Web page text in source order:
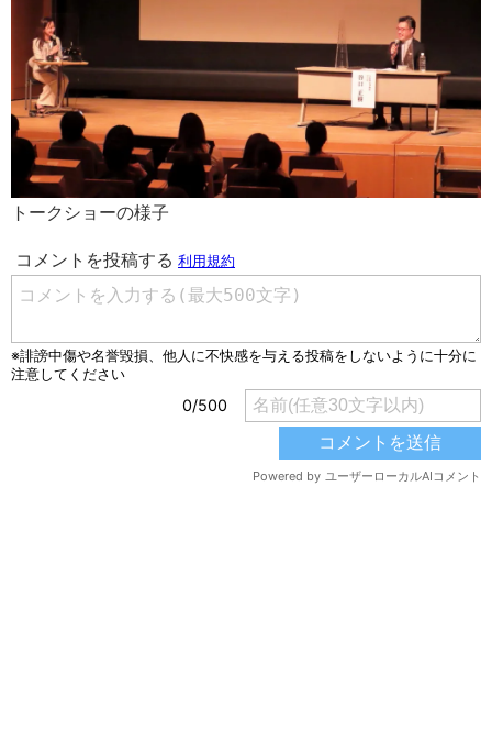
トークショーの様子